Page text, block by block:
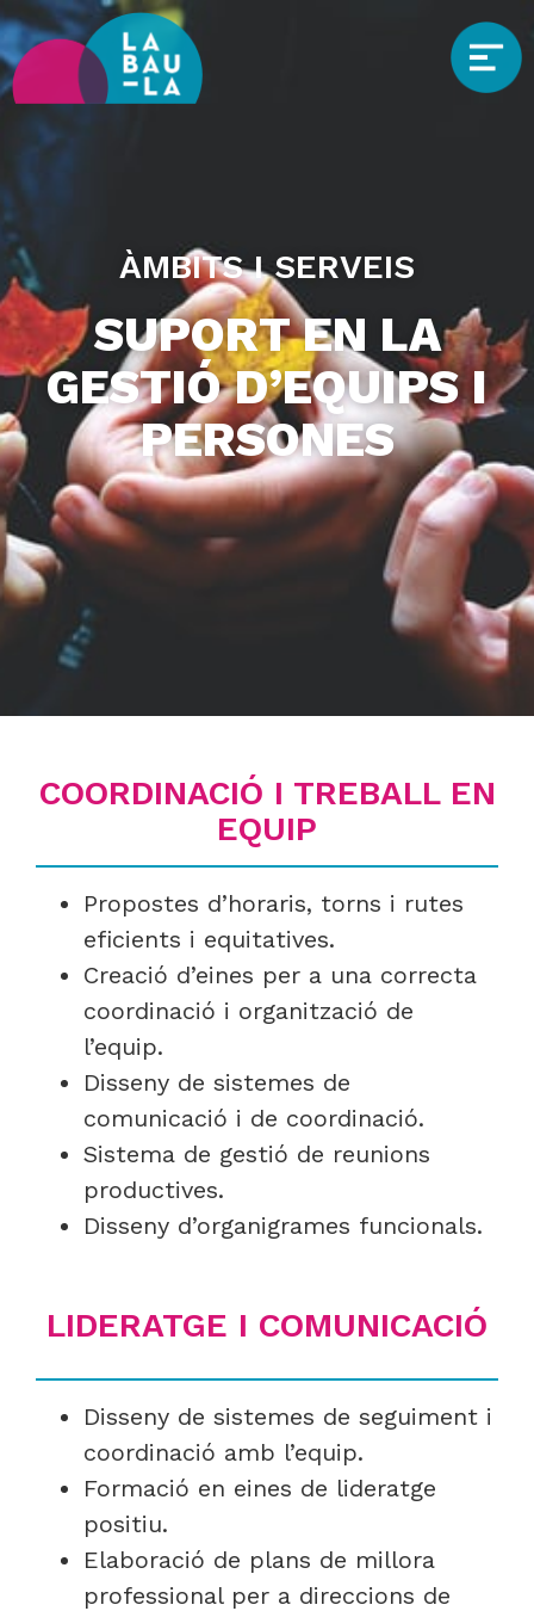
ÀMBITS I SERVEIS
SUPORT EN LA
GESTIÓ D’EQUIPS I
PERSONES
COORDINACIÓ I TREBALL EN
EQUIP
Propostes d’horaris, torns i rutes
eficients i equitatives.
Creació d’eines per a una correcta
coordinació i organització de
l’equip.
Disseny de sistemes de
comunicació i de coordinació.
Sistema de gestió de reunions
productives.
Disseny d’organigrames funcionals.
LIDERATGE I COMUNICACIÓ
Disseny de sistemes de seguiment i
coordinació amb l’equip.
Formació en eines de lideratge
positiu.
Elaboració de plans de millora
professional per a direccions de